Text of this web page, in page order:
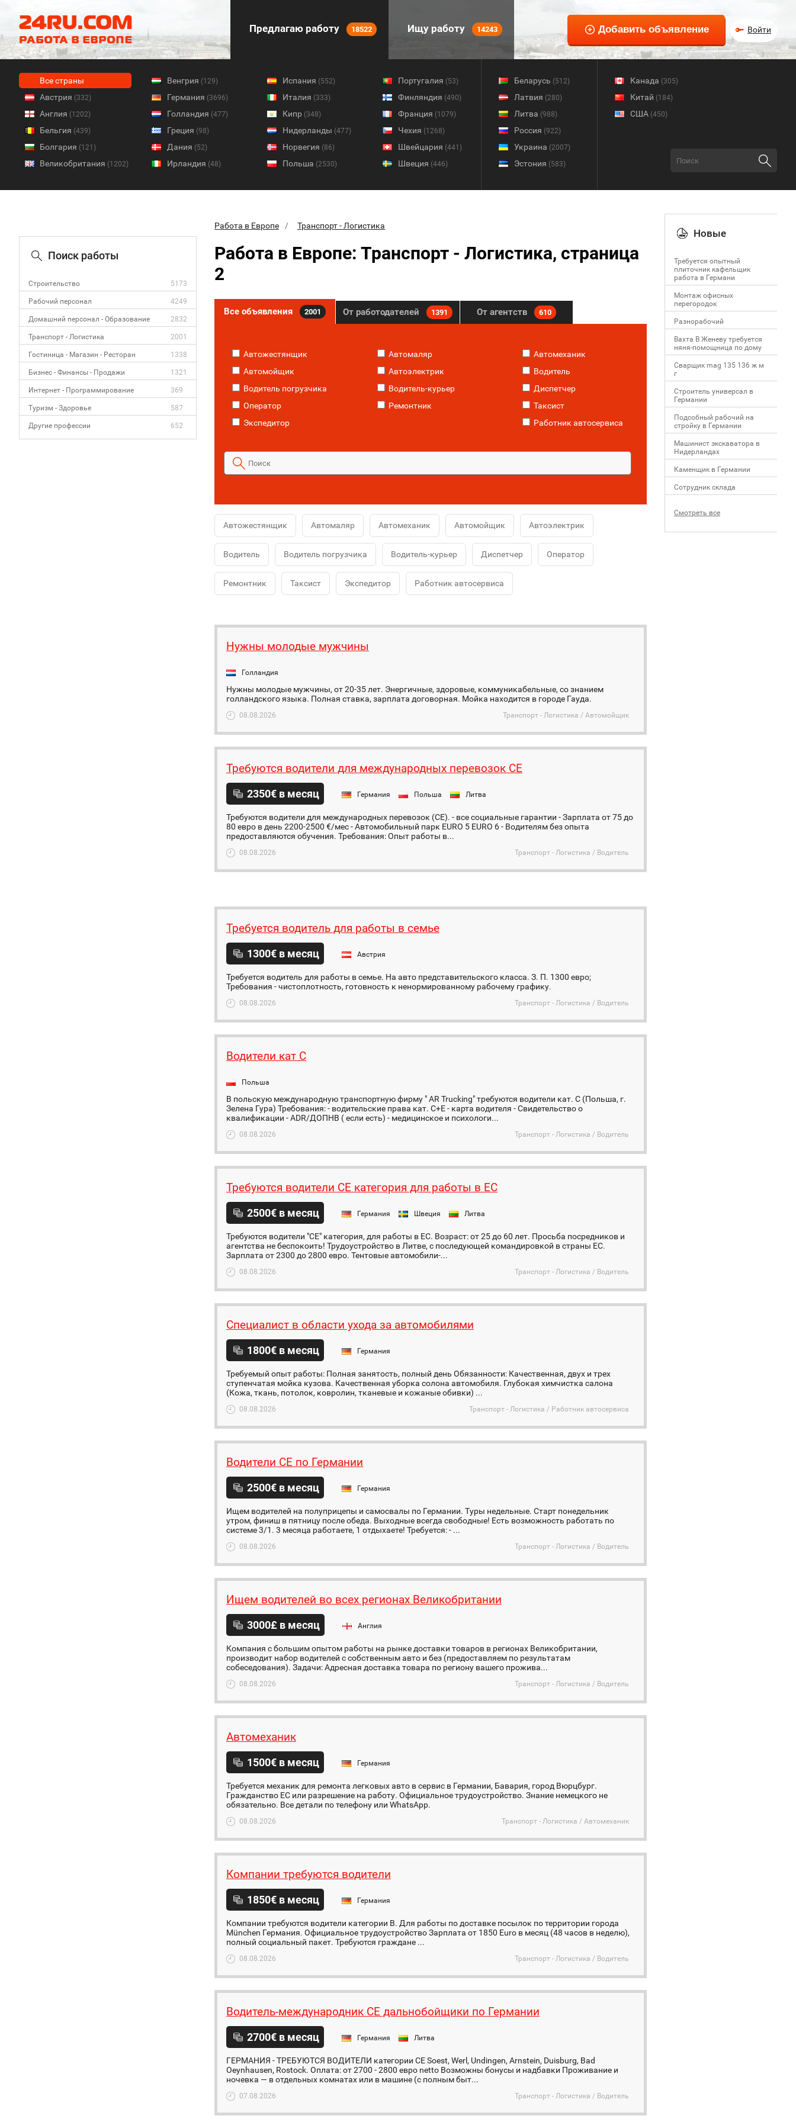
Предлагаю работу 18522 Ищу работу 14243 Войти
Все страны
Австрия (332)
Англия (1202)
Бельгия (439)
Болгария (121)
Великобритания (1202)
Венгрия (129)
Германия (3696)
Голландия (477)
Греция (98)
Дания (52)
Ирландия (48)
Испания (552)
Италия (333)
Кипр (348)
Нидерланды (477)
Норвегия (86)
Польша (2530)
Португалия (53)
Финляндия (490)
Франция (1079)
Чехия (1268)
Швейцария (441)
Швеция (446)
Беларусь (512)
Латвия (280)
Литва (988)
Россия (922)
Украина (2007)
Эстония (583)
Канада (305)
Китай (184)
США (450)
Поиск работы
Строительство 5173
Рабочий персонал 4249
Домашний персонал - Образование 2832
Транспорт - Логистика 2001
Гостиница - Магазин - Ресторан 1338
Бизнес - Финансы - Продажи 1321
Интернет - Программирование 369
Туризм - Здоровье 587
Другие профессии 652
Работа в Европе Транспорт - Логистика
Работа в Европе: Транспорт - Логистика, страница
2
Все объявления 2001 От работодателей 1391 От агентств 610
Автожестянщик Автомаляр
Автомеханик
Автомойщик
Автоэлектрик
Водитель
Водитель погрузчика
Водитель-курьер
Диспетчер
Оператор
Ремонтник
Таксист
Экспедитор
Работник автосервиса
Автожестянщик Автомаляр Автомеханик Автомойщик Автоэлектрик
Водитель Водитель погрузчика Водитель-курьер Диспетчер Оператор
Ремонтник Таксист Экспедитор Работник автосервиса
Нужны молодые мужчины
Голландия
Нужны молодые мужчины, от 20-35 лет. Энергичные, здоровые, коммуникабельные, со знанием
голландского языка. Полная ставка, зарплата договорная. Мойка находится в городе Гауда.
08.08.2026 Транспорт - Логистика / Автомойщик
Требуются водители для международных перевозок CE
2350€ в месяц Германия Польша Литва
Требуются водители для международных перевозок (CE). - все социальные гарантии - Зарплата от 75 до
80 евро в день 2200-2500 €/мес - Автомобильный парк EURO 5 EURO 6 - Водителям без опыта
предоставляются обучения. Требования: Опыт работы в...
08.08.2026 Транспорт - Логистика / Водитель
Требуется водитель для работы в семье
1300€ в месяц Австрия
Требуется водитель для работы в семье. На авто представительского класса. З. П. 1300 евро;
Требования - чистоплотность, готовность к ненормированному рабочему графику.
08.08.2026 Транспорт - Логистика / Водитель
Bодители кат С
Польша
В польскую международную транспортную фирму " AR Trucking" требуются водители кат. С (Польша, г.
Зелена Гура) Требования: - водительские права кат. С+Е - карта водителя - Свидетельство о
квалификации - АDR/ДОПНВ ( если есть) - медицинское и психологи...
08.08.2026 Транспорт - Логистика / Водитель
Требуются водители СЕ категория для работы в ЕС
2500€ в месяц Германия Швеция Литва
Требуются водители "СЕ" категория, для работы в ЕС. Возраст: от 25 до 60 лет. Просьба посредников и
агентства не беспокоить! Трудоустройство в Литве, с последующей командировкой в страны ЕС.
Зарплата от 2300 до 2800 евро. Тентовые автомобили-...
08.08.2026 Транспорт - Логистика / Водитель
Специалист в области ухода за автомобилями
1800€ в месяц Германия
Требуемый опыт работы: Полная занятость, полный день Обязанности: Качественная, двух и трех
ступенчатая мойка кузова. Качественная уборка солона автомобиля. Глубокая химчистка салона
(Кожа, ткань, потолок, ковролин, тканевые и кожаные обивки) ...
08.08.2026 Транспорт - Логистика / Работник автосервиса
Водители СЕ по Германии
2500€ в месяц Германия
Ищем водителей на полуприцепы и самосвалы по Германии. Туры недельные. Старт понедельник
утром, финиш в пятницу после обеда. Выходные всегда свободные! Есть возможность работать по
системе 3/1. 3 месяца работаете, 1 отдыхаете! Требуется: - ...
08.08.2026 Транспорт - Логистика / Водитель
Ищем водителей во всех регионах Великобритании
3000£ в месяц Англия
Компания с большим опытом работы на рынке доставки товаров в регионах Великобритании,
производит набор водителей с собственным авто и без (предоставляем по результатам
собеседования). Задачи: Адресная доставка товара по региону вашего прожива...
08.08.2026 Транспорт - Логистика / Водитель
Автомеханик
1500€ в месяц Германия
Требуется механик для ремонта легковых авто в сервис в Германии, Бавария, город Вюрцбург.
Гражданство ЕС или разрешение на работу. Официальное трудоустройство. Знание немецкого не
обязательно. Все детали по телефону или WhatsApp.
08.08.2026 Транспорт - Логистика / Автомеханик
Компании требуются водители
1850€ в месяц Германия
Компании требуются водители категории B. Для работы по доставке посылок по территории города
München Германия. Официальное трудоустройство Зарплата от 1850 Euro в месяц (48 часов в неделю),
полный социальный пакет. Требуются граждане ...
08.08.2026 Транспорт - Логистика / Водитель
Водитель-международник СЕ дальнобойщики по Германии
2700€ в месяц Германия Литва
ГЕРМАНИЯ - ТРЕБУЮТСЯ ВОДИТЕЛИ категории CE Soest, Werl, Undingen, Arnstein, Duisburg, Bad
Oeynhausen, Rostock. Оплата: от 2700 - 2800 евро netto Возможны бонусы и надбавки Проживание и
ночевка — в отдельных комнатах или в машине (с полным быт...
07.08.2026 Транспорт - Логистика / Водитель
Новые
Требуется опытный
плиточник кафельщик
работa в Германи
Mонтаж офисных
перегородок
Разнорабочий
Вахта В Женеву требуется
няня-помощница по дому
Сварщик mag 135 136 ж м
г
Строитель универсал в
Германии
Подсобный рабочий на
стройку в Германии
Машинист экскаватора в
Нидерландах
Каменщик в Германии
Сотрудник склада
Смотреть все